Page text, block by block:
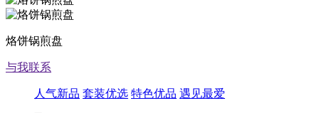
烙饼锅煎盘
与我联系
人气新品 套装优选 特色优品 遇见最爱